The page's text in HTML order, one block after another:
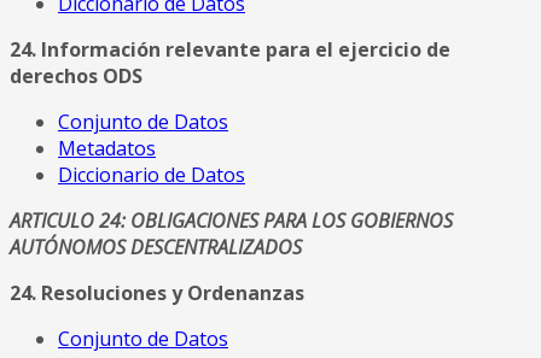
24. Información relevante para el ejercicio de
derechos ODS
Conjunto de Datos
Metadatos
Diccionario de Datos
ARTICULO 24: OBLIGACIONES PARA LOS GOBIERNOS
AUTÓNOMOS DESCENTRALIZADOS
24. Resoluciones y Ordenanzas
Conjunto de Datos